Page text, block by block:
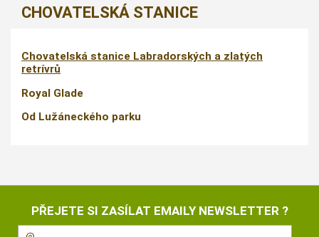
CHOVATELSKÁ STANICE
Chovatelská stanice Labradorských a zlatých
retrívrů
Royal Glade
Od Lužáneckého parku
PŘEJETE SI ZASÍLAT EMAILY NEWSLETTER ?